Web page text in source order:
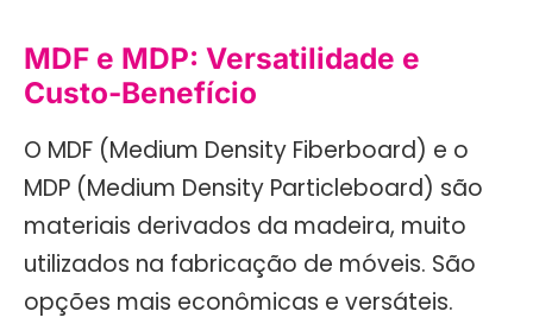
MDF e MDP: Versatilidade e
Custo-Benefício
O MDF (Medium Density Fiberboard) e o
MDP (Medium Density Particleboard) são
materiais derivados da madeira, muito
utilizados na fabricação de móveis. São
opções mais econômicas e versáteis.